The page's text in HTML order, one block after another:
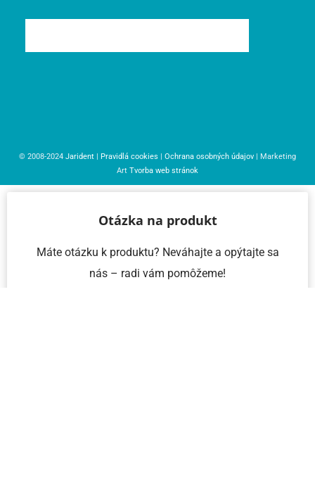
© 2008-2024 Jarident | Pravidlá cookies | Ochrana osobných údajov | Marketing
Art Tvorba web stránok
Otázka na produkt
Máte otázku k produktu? Neváhajte a opýtajte sa
nás – radi vám pomôžeme!